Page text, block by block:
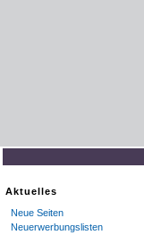
Aktuelles
Neue Seiten
Neuerwerbungslisten